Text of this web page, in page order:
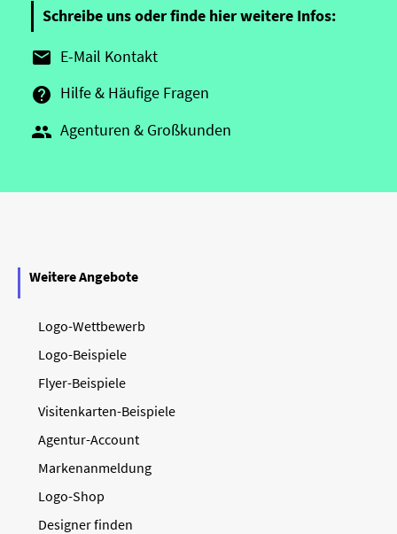
Schreibe uns oder finde hier weitere Infos:
 E-Mail Kontakt
 Hilfe & Häufige Fragen
 Agenturen & Großkunden
Weitere Angebote
Logo-Wettbewerb
Logo-Beispiele
Flyer-Beispiele
Visitenkarten-Beispiele
Agentur-Account
Markenanmeldung
Logo-Shop
Designer finden